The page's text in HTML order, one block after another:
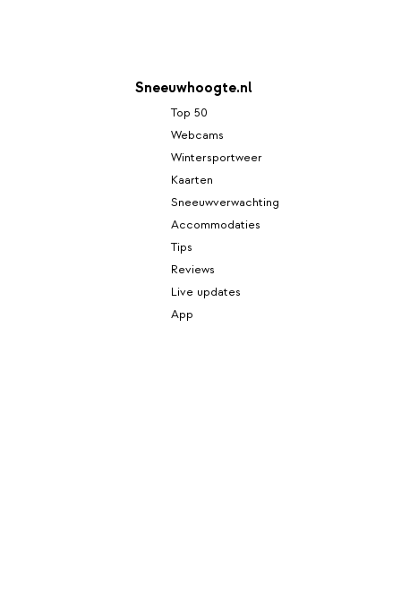
Sneeuwhoogte.nl
Top 50
Webcams
Wintersportweer
Kaarten
Sneeuwverwachting
Accommodaties
Tips
Reviews
Live updates
App